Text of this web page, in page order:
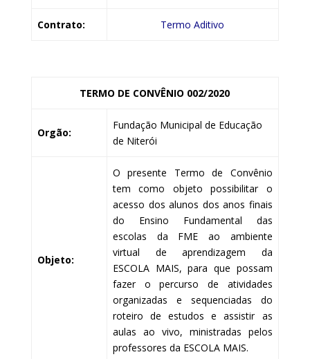
Contrato: Termo Aditivo
TERMO DE CONVÊNIO 002/2020
Orgão:
Fundação Municipal de Educação
de Niterói
Objeto:
O presente Termo de Convênio
tem como objeto possibilitar o
acesso dos alunos dos anos finais
do Ensino Fundamental das
escolas da FME ao ambiente
virtual de aprendizagem da
ESCOLA MAIS, para que possam
fazer o percurso de atividades
organizadas e sequenciadas do
roteiro de estudos e assistir as
aulas ao vivo, ministradas pelos
professores da ESCOLA MAIS.